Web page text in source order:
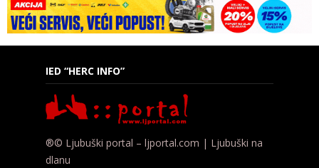
IED “HERC INFO”
®© Ljubuški portal – ljportal.com | Ljubuški na
dlanu